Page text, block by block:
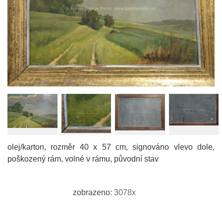
olej/karton, rozměr 40 x 57 cm, signováno vlevo dole,
poškozený rám, volné v rámu, původní stav
zobrazeno: 3078x